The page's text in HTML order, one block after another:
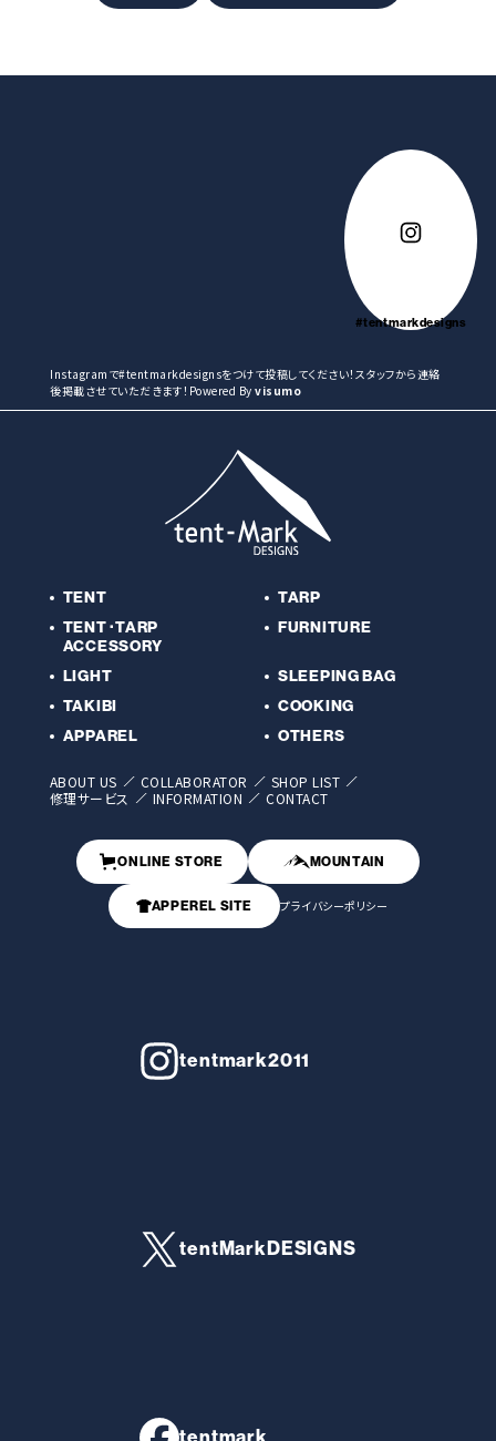
#tentmarkdesigns
Instagramで#tentmarkdesignsをつけて投稿してください！スタッフから連絡
後掲載させていただきます！Powered By visumo
TENT
TARP
TENT･TARP
ACCESSORY
FURNITURE
LIGHT
SLEEPING BAG
TAKIBI
COOKING
APPAREL
OTHERS
ABOUT US COLLABORATOR
SHOP LIST
修理サービス
INFORMATION CONTACT
ONLINE STORE MOUNTAIN
APPEREL SITE プライバシーポリシー
tentmark2011
tentMarkDESIGNS